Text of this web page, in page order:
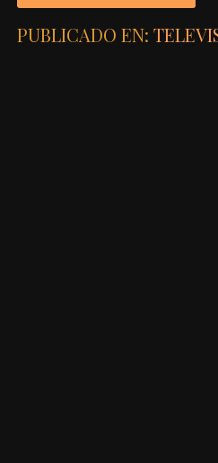
PUBLICADO EN: